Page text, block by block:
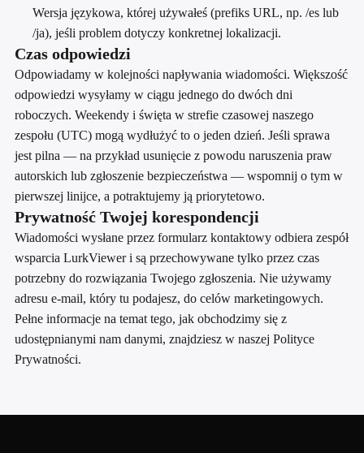
Wersja językowa, której używałeś (prefiks URL, np. /es lub
/ja), jeśli problem dotyczy konkretnej lokalizacji.
Czas odpowiedzi
Odpowiadamy w kolejności napływania wiadomości. Większość
odpowiedzi wysyłamy w ciągu jednego do dwóch dni
roboczych. Weekendy i święta w strefie czasowej naszego
zespołu (UTC) mogą wydłużyć to o jeden dzień. Jeśli sprawa
jest pilna — na przykład usunięcie z powodu naruszenia praw
autorskich lub zgłoszenie bezpieczeństwa — wspomnij o tym w
pierwszej linijce, a potraktujemy ją priorytetowo.
Prywatność Twojej korespondencji
Wiadomości wysłane przez formularz kontaktowy odbiera zespół
wsparcia LurkViewer i są przechowywane tylko przez czas
potrzebny do rozwiązania Twojego zgłoszenia. Nie używamy
adresu e-mail, który tu podajesz, do celów marketingowych.
Pełne informacje na temat tego, jak obchodzimy się z
udostępnianymi nam danymi, znajdziesz w naszej Polityce
Prywatności.